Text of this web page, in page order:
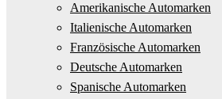
Amerikanische Automarken
Italienische Automarken
Französische Automarken
Deutsche Automarken
Spanische Automarken